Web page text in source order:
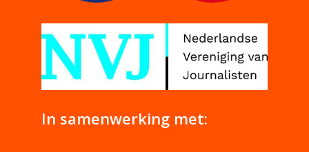
In samenwerking met: